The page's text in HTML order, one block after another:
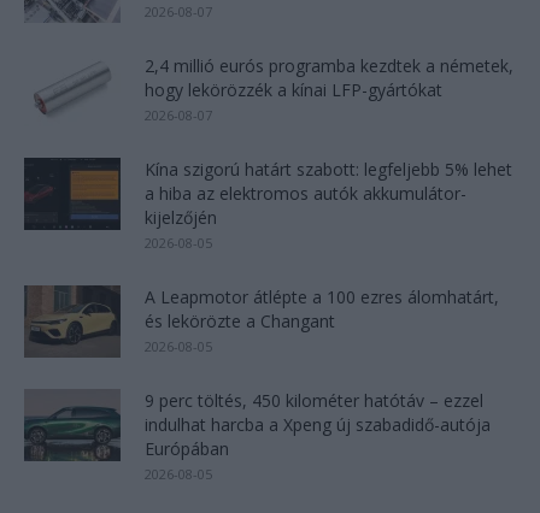
2026-08-07
2,4 millió eurós programba kezdtek a németek,
hogy lekörözzék a kínai LFP-gyártókat
2026-08-07
Kína szigorú határt szabott: legfeljebb 5% lehet
a hiba az elektromos autók akkumulátor-
kijelzőjén
2026-08-05
A Leapmotor átlépte a 100 ezres álomhatárt,
és lekörözte a Changant
2026-08-05
9 perc töltés, 450 kilométer hatótáv – ezzel
indulhat harcba a Xpeng új szabadidő-autója
Európában
2026-08-05